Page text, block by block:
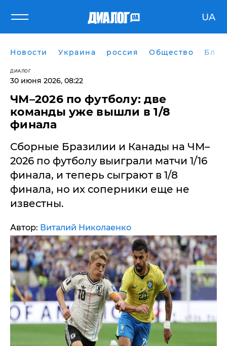
UA
Новости Украина россия Общество
ДИАЛОГ
30 июня 2026, 08:22
ЧМ–2026 по футболу: две
команды уже вышли в 1/8
финала
Сборные Бразилии и Канады на ЧМ–
2026 по футболу выиграли матчи 1/16
финала, и теперь сыграют в 1/8
финала, но их соперники еще не
известны.
Автор: Виталий Николаенко